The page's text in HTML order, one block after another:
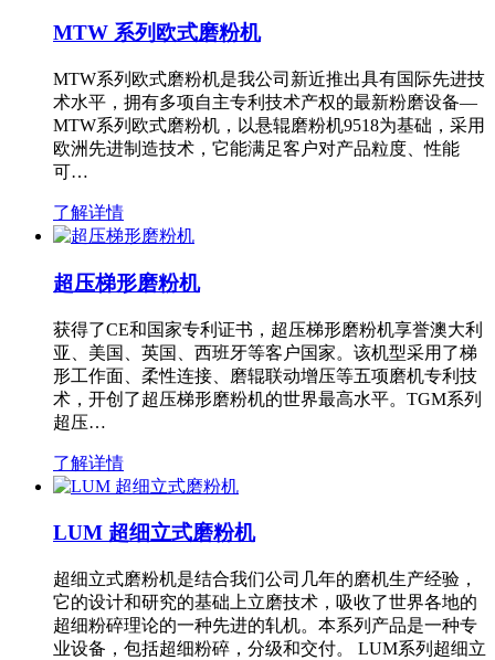
MTW 系列欧式磨粉机
MTW系列欧式磨粉机是我公司新近推出具有国际先进技
术水平，拥有多项自主专利技术产权的最新粉磨设备—
MTW系列欧式磨粉机，以悬辊磨粉机9518为基础，采用
欧洲先进制造技术，它能满足客户对产品粒度、性能
可…
了解详情
超压梯形磨粉机
获得了CE和国家专利证书，超压梯形磨粉机享誉澳大利
亚、美国、英国、西班牙等客户国家。该机型采用了梯
形工作面、柔性连接、磨辊联动增压等五项磨机专利技
术，开创了超压梯形磨粉机的世界最高水平。TGM系列
超压…
了解详情
LUM 超细立式磨粉机
超细立式磨粉机是结合我们公司几年的磨机生产经验，
它的设计和研究的基础上立磨技术，吸收了世界各地的
超细粉碎理论的一种先进的轧机。本系列产品是一种专
业设备，包括超细粉碎，分级和交付。 LUM系列超细立